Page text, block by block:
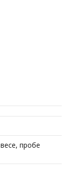
пробе